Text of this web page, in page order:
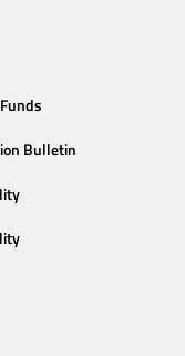
Bulletin